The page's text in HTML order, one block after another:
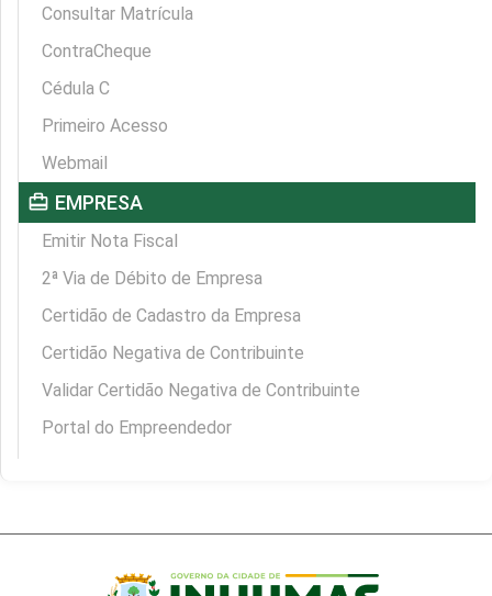
Consultar Matrícula
ContraCheque
Cédula C
Primeiro Acesso
Webmail
card_travel EMPRESA
Emitir Nota Fiscal
2ª Via de Débito de Empresa
Certidão de Cadastro da Empresa
Certidão Negativa de Contribuinte
Validar Certidão Negativa de Contribuinte
Portal do Empreendedor